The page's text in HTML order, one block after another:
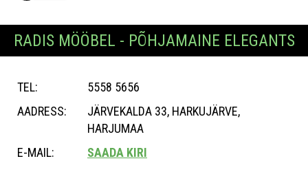
RADIS MÖÖBEL - PÕHJAMAINE ELEGANTS
TEL:
5558 5656
AADRESS:
JÄRVEKALDA 33, HARKUJÄRVE,
HARJUMAA
E-MAIL:
SAADA KIRI